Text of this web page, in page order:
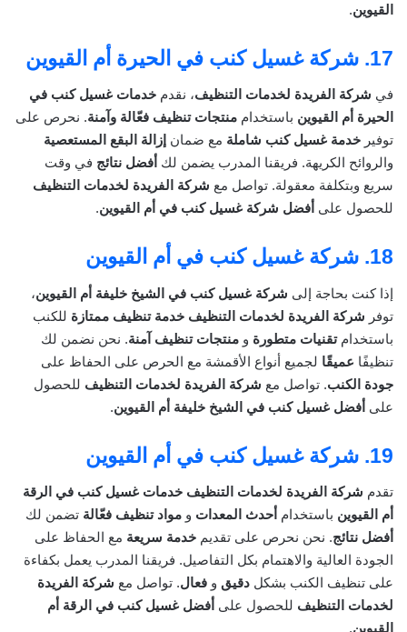
القيوين.
17. شركة غسيل كنب في الحيرة أم القيوين
في شركة الفريدة لخدمات التنظيف، نقدم خدمات غسيل كنب في
الحيرة أم القيوين باستخدام منتجات تنظيف فعّالة وآمنة. نحرص على
توفير خدمة غسيل كنب شاملة مع ضمان إزالة البقع المستعصية
والروائح الكريهة. فريقنا المدرب يضمن لك أفضل نتائج في وقت
سريع وبتكلفة معقولة. تواصل مع شركة الفريدة لخدمات التنظيف
للحصول على أفضل شركة غسيل كنب في أم القيوين.
18. شركة غسيل كنب في أم القيوين
إذا كنت بحاجة إلى شركة غسيل كنب في الشيخ خليفة أم القيوين،
توفر شركة الفريدة لخدمات التنظيف خدمة تنظيف ممتازة للكنب
باستخدامتقنيات متطورة و منتجات تنظيف آمنة. نحن نضمن لك
تنظيفًا عميقًا لجميع أنواع الأقمشة مع الحرص على الحفاظ على
جودة الكنب. تواصل مع شركة الفريدة لخدمات التنظيف للحصول
على أفضل غسيل كنب في الشيخ خليفة أم القيوين.
19. شركة غسيل كنب في أم القيوين
تقدم شركة الفريدة لخدمات التنظيف خدمات غسيل كنب في الرقة
أم القيوين باستخدام أحدث المعدات و مواد تنظيف فعّالة تضمن لك
أفضل نتائج. نحن نحرص على تقديم خدمة سريعة مع الحفاظ على
الجودة العالية والاهتمام بكل التفاصيل. فريقنا المدرب يعمل بكفاءة
على تنظيف الكنب بشكل دقيق و فعال. تواصل مع شركة الفريدة
لخدمات التنظيف للحصول على أفضل غسيل كنب في الرقة أم
القيوين.